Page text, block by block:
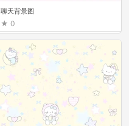
聊天背景图
0